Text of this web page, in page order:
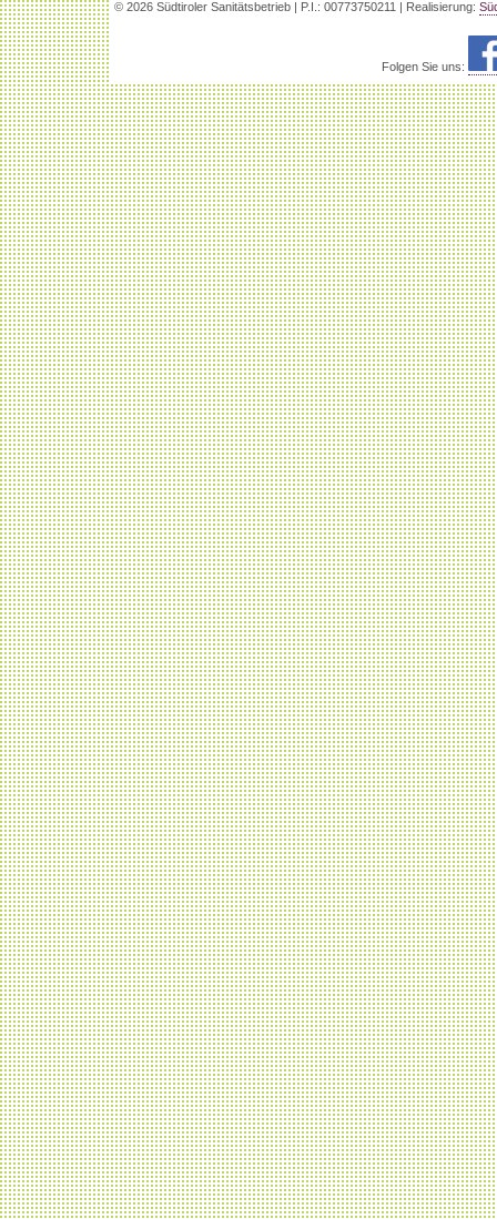
© 2026 Südtiroler Sanitätsbetrieb | P.I.: 00773750211 | Realisierung:
Folgen Sie uns: